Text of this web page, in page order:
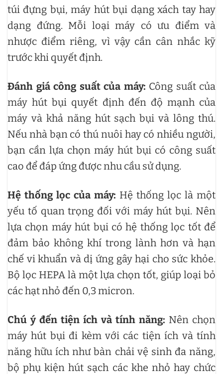
túi đựng bụi, máy hút bụi dạng xách tay hay
dạng đứng. Mỗi loại máy có ưu điểm và
nhược điểm riêng, vì vậy cần cân nhắc kỹ
trước khi quyết định.
Đánh giá công suất của máy: Công suất của
máy hút bụi quyết định đến độ mạnh của
máy và khả năng hút sạch bụi và lông thú.
Nếu nhà bạn có thú nuôi hay có nhiều người,
bạn cần lựa chọn máy hút bụi có công suất
cao để đáp ứng được nhu cầu sử dụng.
Hệ thống lọc của máy: Hệ thống lọc là một
yếu tố quan trọng đối với máy hút bụi. Nên
lựa chọn máy hút bụi có hệ thống lọc tốt để
đảm bảo không khí trong lành hơn và hạn
chế vi khuẩn và dị ứng gây hại cho sức khỏe.
Bộ lọc HEPA là một lựa chọn tốt, giúp loại bỏ
các hạt nhỏ đến 0,3 micron.
Chú ý đến tiện ích và tính năng: Nên chọn
máy hút bụi đi kèm với các tiện ích và tính
năng hữu ích như bàn chải vệ sinh đa năng,
bộ phụ kiện hút sạch các khe nhỏ hay chức